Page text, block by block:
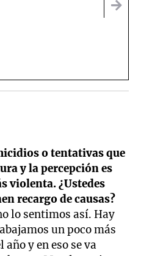
o tentativas que
y la percepción es
violenta. ¿Ustedes
recargo de causas?
lo sentimos así. Hay
un poco más
y en eso se va